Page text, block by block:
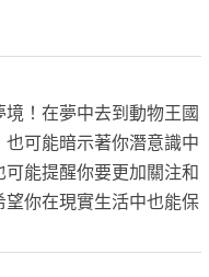
！在夢中去到動物王國
可能暗示著你潛意識中
能提醒你要更加關注和
你在現實生活中也能保